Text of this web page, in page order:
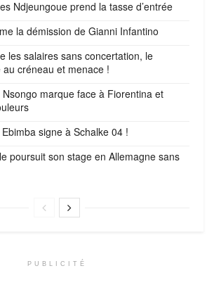
Ndjeungoue prend la tasse d’entrée
la démission de Gianni Infantino
les salaires sans concertation, le
créneau et menace !
Nsongo marque face à Fiorentina et
signe à Schalke 04 !
poursuit son stage en Allemagne sans
PUBLICITÉ